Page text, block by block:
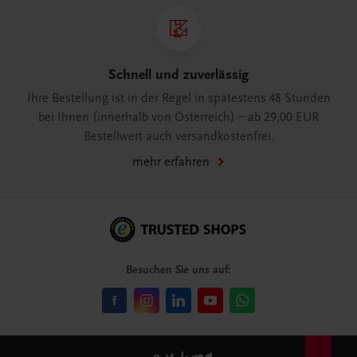
Schnell und zuverlässig
Ihre Bestellung ist in der Regel in spätestens 48 Stunden
bei Ihnen (innerhalb von Österreich) – ab 29,00 EUR
Bestellwert auch versandkostenfrei.
mehr erfahren
Besuchen Sie uns auf: